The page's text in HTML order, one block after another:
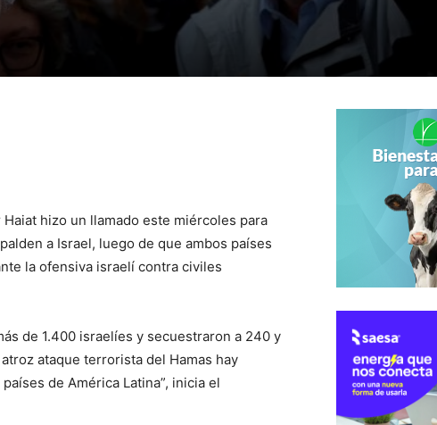
hizo un llamado este miércoles para
a Israel, luego de que ambos países
la ofensiva israelí contra civiles
de 1.400 israelíes y secuestraron a 240 y
ataque terrorista del Hamas hay
de América Latina”, inicia el